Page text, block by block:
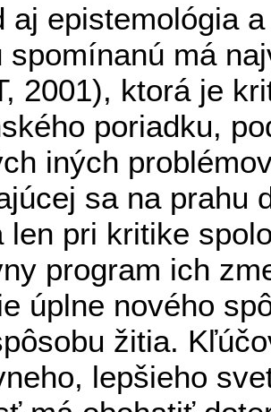
aj epistemológia
spomínanú má
2001), ktorá je
poriadku,
iných
sa na prahu
len pri kritike
program ich
úplne nového
žitia.
lepšieho